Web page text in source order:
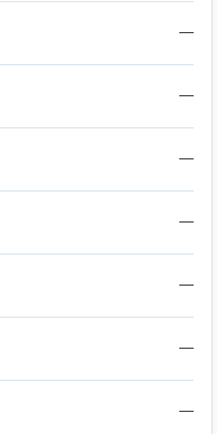
—
—
—
—
—
—
—